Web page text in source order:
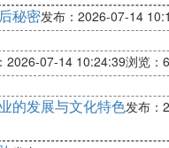
秘密发布：2026-07-14
2026-07-14 10:24:39浏览：
的发展与文化特色发布：